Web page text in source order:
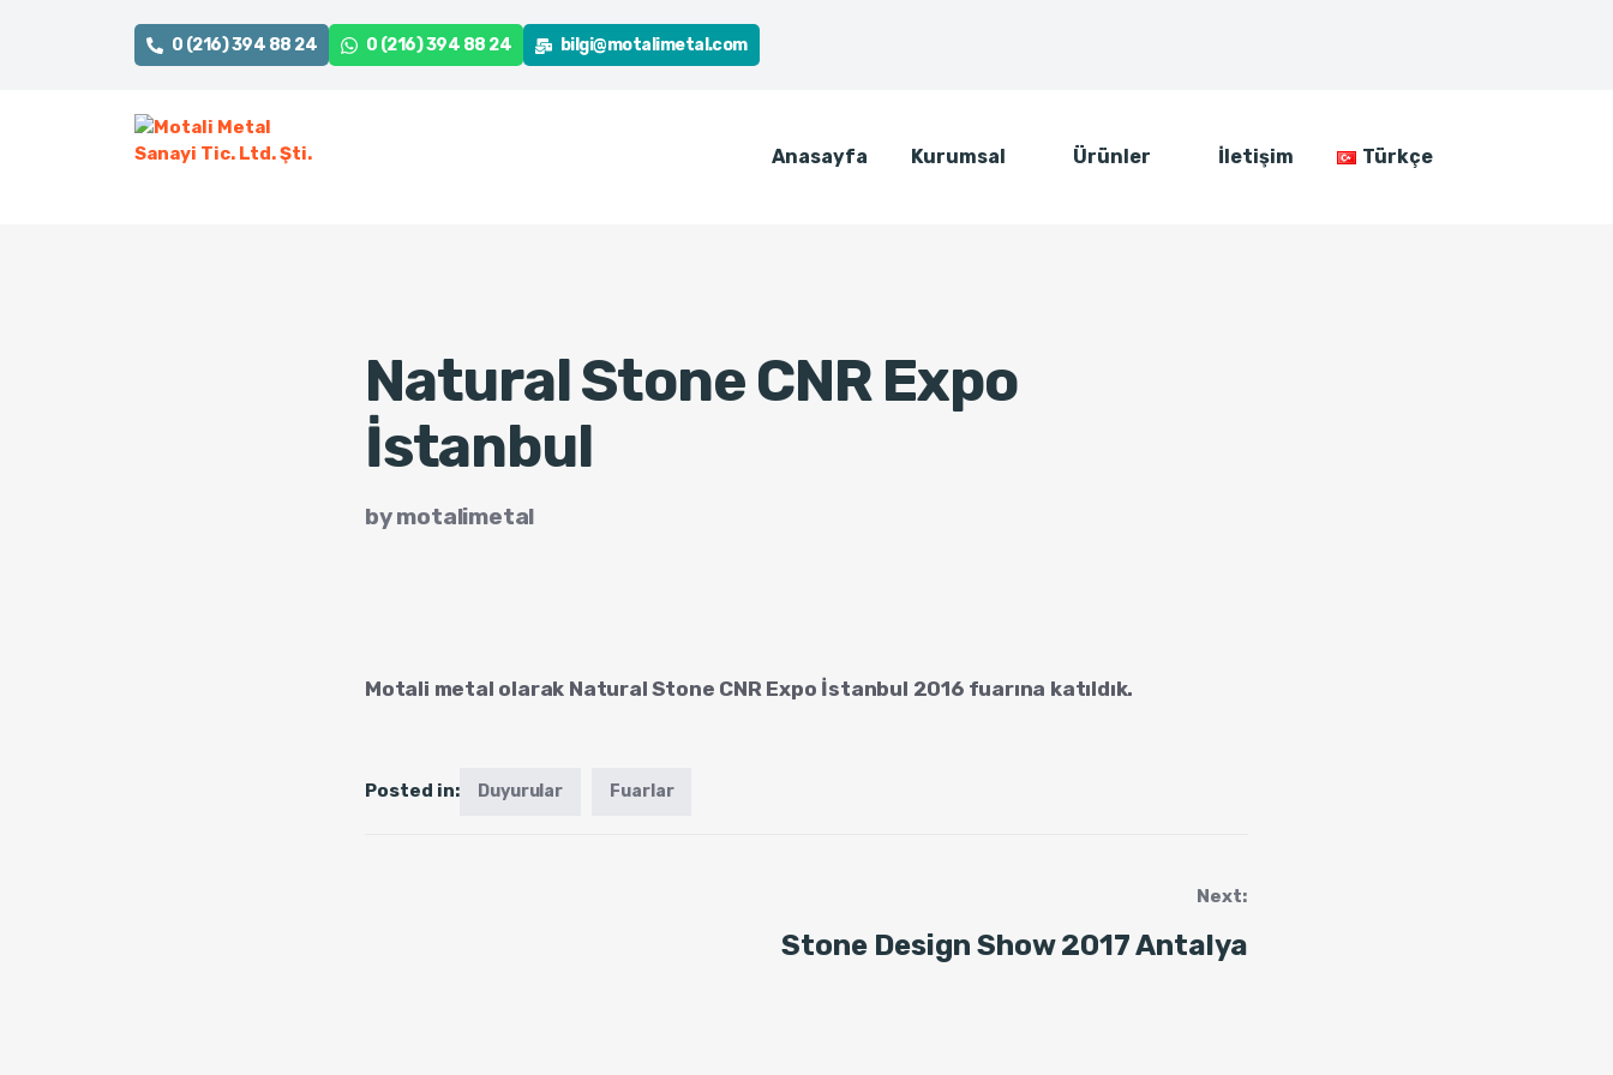
0 (216) 394 88 24 0 (216) 394 88 24 bilgi@motalimetal.com
Anasayfa Kurumsal Ürünler İletişim Türkçe
Natural Stone CNR Expo
İstanbul
bymotalimetal
Motali metal olarak Natural Stone CNR Expo İstanbul 2016 fuarına katıldık.
Posted in: Duyurular Fuarlar
Next:
Stone Design Show 2017 Antalya